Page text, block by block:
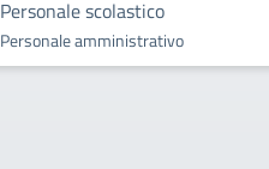
Personale scolastico
Personale amministrativo